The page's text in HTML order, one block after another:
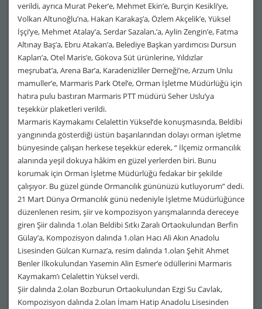
verildi, ayrıca Murat Peker’e, Mehmet Ekin’e, Burçin Kesikli’ye,
Volkan Altunoğlu’na, Hakan Karakaş’a, Özlem Akçelik’e, Yüksel
İşçi’ye, Mehmet Atalay’a, Serdar Sazalan,’a, Aylin Zengin’e, Fatma
Altınay Baş’a, Ebru Atakan’a, Belediye Başkan yardımcısı Dursun
Kaplan’a, Otel Maris’e, Gökova Süt ürünlerine, Yıldızlar
meşrubat’a, Arena Bar’a, Karadenizliler Derneği’ne, Arzum Unlu
mamuller’e, Marmaris Park Otel’e, Orman İşletme Müdürlüğü için
hatıra pulu bastıran Marmaris PTT müdürü Seher Uslu’ya
teşekkür plaketleri verildi.
Marmaris Kaymakamı Celalettin Yüksel’de konuşmasında, Beldibi
yangınında gösterdiği üstün başarılarından dolayı orman işletme
bünyesinde çalışan herkese teşekkür ederek, “ İlçemiz ormancılık
alanında yeşil dokuya hâkim en güzel yerlerden biri. Bunu
korumak için Orman İşletme Müdürlüğü fedakar bir şekilde
çalışıyor. Bu güzel günde Ormancılık gününüzü kutluyorum” dedi.
21 Mart Dünya Ormancılık günü nedeniyle İşletme Müdürlüğünce
düzenlenen resim, şiir ve kompozisyon yarışmalarında dereceye
giren Şiir dalında 1.olan Beldibi Sıtkı Zaralı Ortaokulundan Berfin
Gülay’a, Kompozisyon dalında 1.olan Hacı Ali Akın Anadolu
Lisesinden Gülcan Kurnaz’a, resim dalında 1.olan Şehit Ahmet
Benler İlkokulundan Yasemin Alin Esmer’e ödüllerini Marmaris
Kaymakam’ı Celalettin Yüksel verdi.
Şiir dalında 2.olan Bozburun Ortaokulundan Ezgi Su Cavlak,
Kompozisyon dalında 2.olan İmam Hatip Anadolu Lisesinden